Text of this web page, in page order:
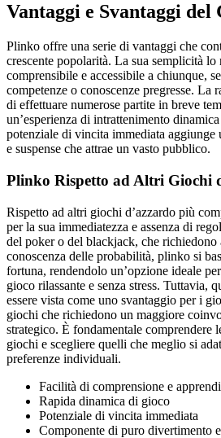
Vantaggi e Svantaggi del
Plinko offre una serie di vantaggi che
crescente popolarità. La sua semplicità lo
comprensibile e accessibile a chiunque,
competenze o conoscenze pregresse. La
di effettuare numerose partite in breve
un’esperienza di intrattenimento
potenziale di vincita immediata aggiunge
e suspense che attrae un vasto pubblico.
Plinko Rispetto ad Altri Giochi
Rispetto ad altri giochi d’azzardo più
per la sua immediatezza e assenza di
del poker o del blackjack, che richiedono
conoscenza delle probabilità, plinko si
fortuna, rendendolo un’opzione ideale
gioco rilassante e senza stress. Tuttavia,
essere vista come uno svantaggio per i
giochi che richiedono un maggiore
strategico. È fondamentale comprendere
giochi e scegliere quelli che meglio si
preferenze individuali.
Facilità di comprensione e
Rapida dinamica di gioco
Potenziale di vincita immediata
Componente di puro divertimento